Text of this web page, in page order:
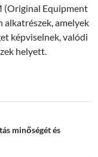
(Original Equipment
amelyek
képviselnek, valódi
helyett.
minőségét és